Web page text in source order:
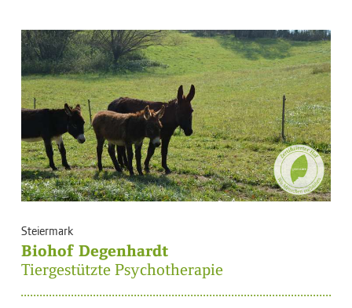
Steiermark
Biohof Degenhardt
Tiergestützte Psychotherapie